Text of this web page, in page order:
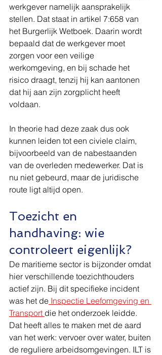
werkgever namelijk aansprakelijk
stellen. Dat staat in artikel 7:658 van
het Burgerlijk Wetboek. Daarin wordt
bepaald dat de werkgever moet
zorgen voor een veilige
werkomgeving, en bij schade het
risico draagt, tenzij hij kan aantonen
dat hij aan zijn zorgplicht heeft
voldaan.
In theorie had deze zaak dus ook
kunnen leiden tot een civiele claim,
bijvoorbeeld van de nabestaanden
van de overleden medewerker. Dat is
nu niet gebeurd, maar de juridische
route ligt altijd open.
Toezicht en
handhaving: wie
controleert eigenlijk?
De maritieme sector is bijzonder omdat
hier verschillende toezichthouders
actief zijn. Bij dit specifieke incident
was het de Inspectie Leefomgeving en
Transport die het onderzoek leidde.
Dat heeft alles te maken met de aard
van het werk: vervoer over water, buiten
de reguliere arbeidsomgevingen. ILT is